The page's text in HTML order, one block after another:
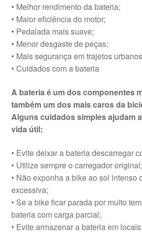
• Melhor rendimento da bateria;
• Maior eficiência do motor;
• Pedalada mais suave;
• Menor desgaste de peças;
• Mais segurança em trajetos
• Cuidados com a bateria
A bateria é um dos componentes
também um dos mais caros da
Alguns cuidados simples ajudam
vida útil:
• Evite deixar a bateria descarregar
• Utilize sempre o carregador original;
• Não exponha a bike ao sol intenso
excessiva;
• Se a bike ficar parada por muito
bateria com carga parcial;
• Evite armazenar a bateria em